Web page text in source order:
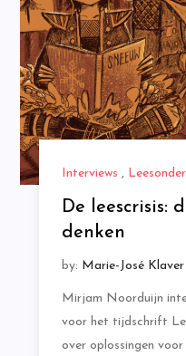
Interviews ,
De leescrisis:
denken
by: Marie-José Klaver
Mirjam Noorduijn
voor het tijdschrift
over oplossingen voor